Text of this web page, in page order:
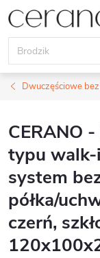
Przejść
do
treści
Dwuczęściowe
CERANO
typu
system
półka/
czerń,